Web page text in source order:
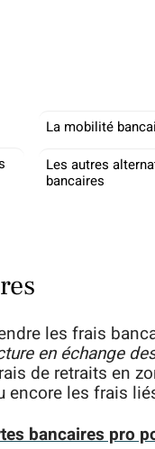
La mobilité
Les autres
bancaires
les frais
en échange
de retraits en
les frais
bancaires pro